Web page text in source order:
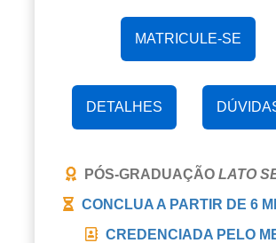
MATRICULE-SE
DETALHES
PÓS-GRADUAÇÃO LATO
CONCLUA A PARTIR DE 6
CREDENCIADA PELO